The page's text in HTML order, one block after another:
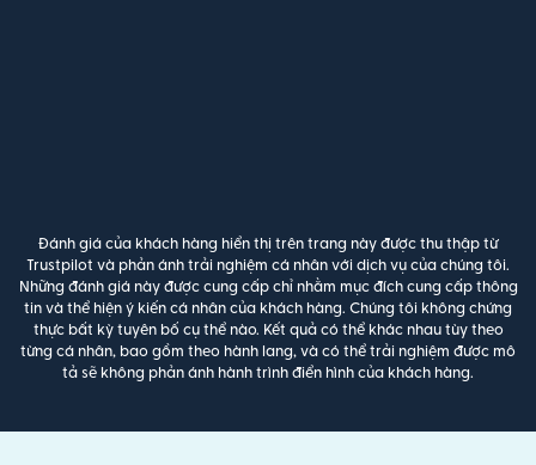
Đánh giá của khách hàng hiển thị trên trang này được thu thập từ
Trustpilot và phản ánh trải nghiệm cá nhân với dịch vụ của chúng tôi.
Những đánh giá này được cung cấp chỉ nhằm mục đích cung cấp thông
tin và thể hiện ý kiến cá nhân của khách hàng. Chúng tôi không chứng
thực bất kỳ tuyên bố cụ thể nào. Kết quả có thể khác nhau tùy theo
từng cá nhân, bao gồm theo hành lang, và có thể trải nghiệm được mô
tả sẽ không phản ánh hành trình điển hình của khách hàng.